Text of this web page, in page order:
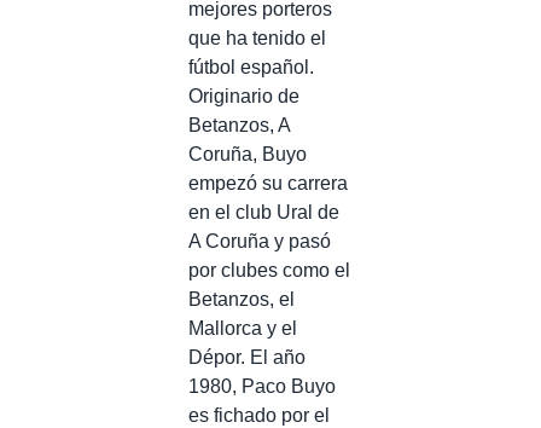
mejores porteros
que ha tenido el
fútbol español.
Originario de
Betanzos, A
Coruña, Buyo
empezó su carrera
en el club Ural de
A Coruña y pasó
por clubes como el
Betanzos, el
Mallorca y el
Dépor. El año
1980, Paco Buyo
es fichado por el